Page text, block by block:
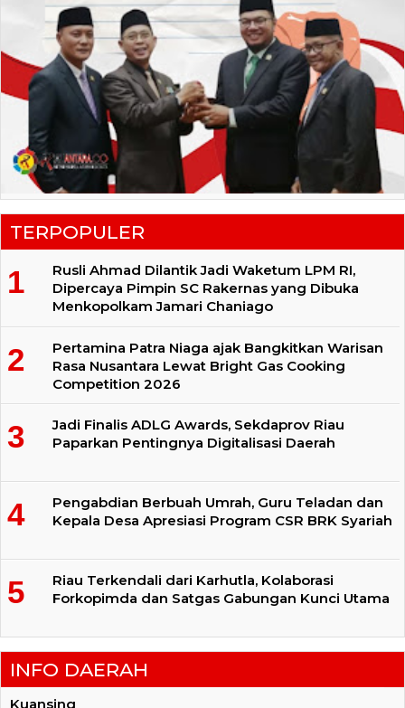
TERPOPULER
Rusli Ahmad Dilantik Jadi Waketum LPM RI,
Dipercaya Pimpin SC Rakernas yang Dibuka
Menkopolkam Jamari Chaniago
Pertamina Patra Niaga ajak Bangkitkan Warisan
Rasa Nusantara Lewat Bright Gas Cooking
Competition 2026
Jadi Finalis ADLG Awards, Sekdaprov Riau
Paparkan Pentingnya Digitalisasi Daerah
Pengabdian Berbuah Umrah, Guru Teladan dan
Kepala Desa Apresiasi Program CSR BRK Syariah
Riau Terkendali dari Karhutla, Kolaborasi
Forkopimda dan Satgas Gabungan Kunci Utama
INFO DAERAH
Kuansing